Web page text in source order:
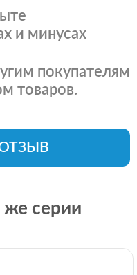
и минусах
покупателям
товаров.
же серии